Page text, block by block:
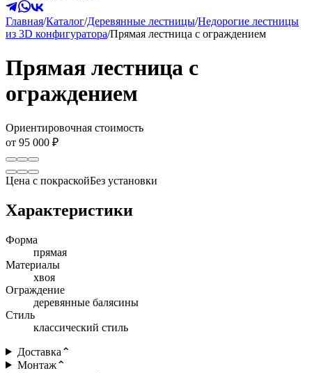
Главная/Каталог/Деревянные лестницы/Недорогие лестницы
из 3D конфигуратора/Прямая лестница с ограждением
Прямая лестница с
ограждением
Ориентировочная стоимость
от 95 000 ₽
Цена с покраскойБез установки
Характеристики
Форма
прямая
Материалы
хвоя
Ограждение
деревянные балясины
Стиль
классический стиль
Доставка ⌃
Монтаж⌃